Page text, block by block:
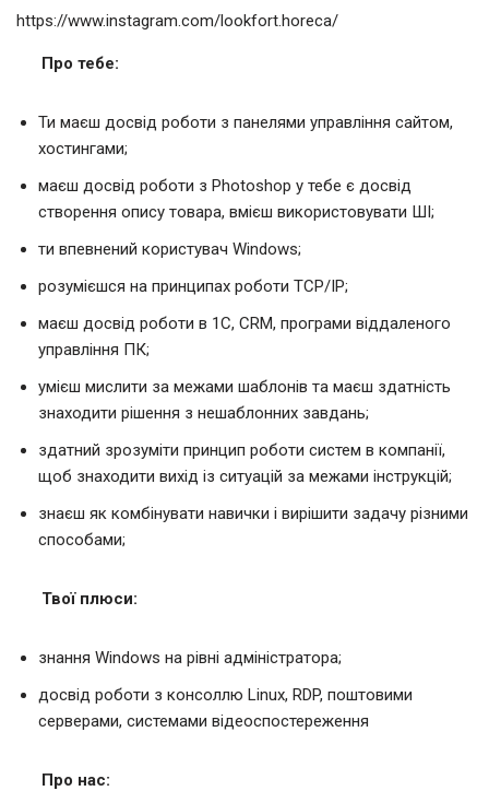
https://www.instagram.com/lookfort.horeca/
Про тебе:
Ти маєш досвід роботи з панелями управління сайтом,
хостингами;
маєш досвід роботи з Photoshop у тебе є досвід
створення опису товара, вмієш використовувати ШІ;
ти впевнений користувач Windows;
розумієшся на принципах роботи TCP/IP;
маєш досвід роботи в 1С, CRM, програми віддаленого
управління ПК;
умієш мислити за межами шаблонів та маєш здатність
знаходити рішення з нешаблонних завдань;
здатний зрозуміти принцип роботи систем в компанії,
щоб знаходити вихід із ситуацій за межами інструкцій;
знаєш як комбінувати навички і вирішити задачу різними
способами;
Твої плюси:
знання Windows на рівні адміністратора;
досвід роботи з консоллю Linux, RDP, поштовими
серверами, системами відеоспостереження
Про нас: